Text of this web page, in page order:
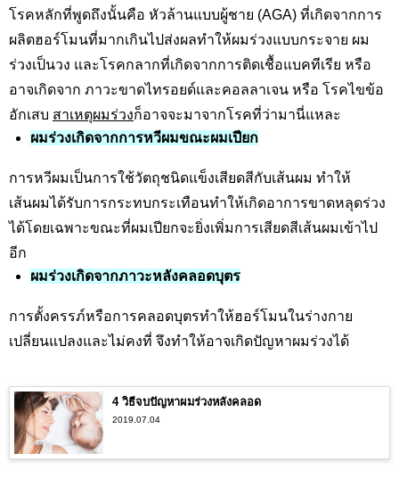
โรคหลักที่พูดถึงนั้นคือ หัวล้านแบบผู้ชาย (AGA) ที่เกิดจากการ
ผลิตฮอร์โมนที่มากเกินไปส่งผลทำให้ผมร่วงแบบกระจาย ผม
ร่วงเป็นวง และโรคกลากที่เกิดจากการติดเชื้อแบคทีเรีย หรือ
อาจเกิดจาก ภาวะขาดไทรอยด์และคอลลาเจน หรือ โรคไขข้อ
อักเสบ สาเหตุผมร่วงก็อาจจะมาจากโรคที่ว่ามานี่แหละ
ผมร่วงเกิดจากการหวีผมขณะผมเปียก
การหวีผมเป็นการใช้วัตถุชนิดแข็งเสียดสีกับเส้นผม ทำให้
เส้นผมได้รับการกระทบกระเทือนทำให้เกิดอาการขาดหลุดร่วง
ได้โดยเฉพาะขณะที่ผมเปียกจะยิ่งเพิ่มการเสียดสีเส้นผมเข้าไป
อีก
ผมร่วงเกิดจากภาวะหลังคลอดบุตร
การตั้งครรภ์หรือการคลอดบุตรทำให้ฮอร์โมนในร่างกาย
เปลี่ยนแปลงและไม่คงที่ จึงทำให้อาจเกิดปัญหาผมร่วงได้
4 วิธีจบปัญหาผมร่วงหลังคลอด
2019.07.04